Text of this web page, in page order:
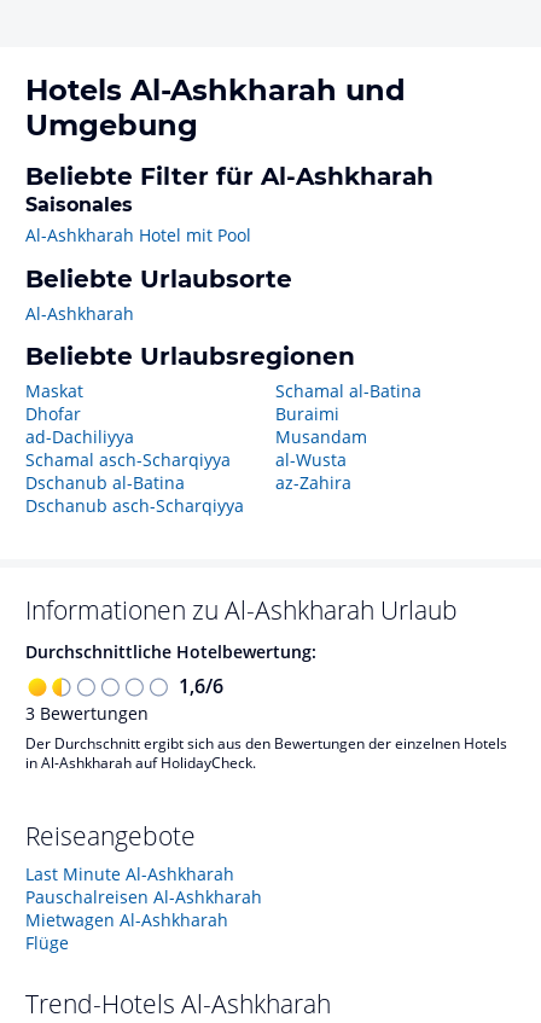
Hotels Al-Ashkharah und
Umgebung
Beliebte Filter für Al-Ashkharah
Saisonales
Al-Ashkharah Hotel mit Pool
Beliebte Urlaubsorte
Al-Ashkharah
Beliebte Urlaubsregionen
Maskat
Dhofar
ad-Dachiliyya
Schamal asch-Scharqiyya
Dschanub al-Batina
Dschanub asch-Scharqiyya
Schamal al-Batina
Buraimi
Musandam
al-Wusta
az-Zahira
Informationen zu Al-Ashkharah Urlaub
Durchschnittliche Hotelbewertung:
1,6/6
3 Bewertungen
Der Durchschnitt ergibt sich aus den Bewertungen der einzelnen Hotels
in Al-Ashkharah auf HolidayCheck.
Reiseangebote
Last Minute Al-Ashkharah
Pauschalreisen Al-Ashkharah
Mietwagen Al-Ashkharah
Flüge
Trend-Hotels Al-Ashkharah